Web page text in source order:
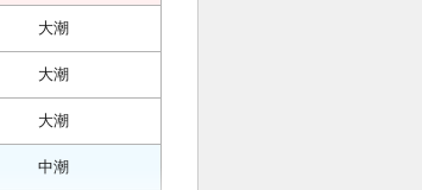
大潮
大潮
大潮
中潮